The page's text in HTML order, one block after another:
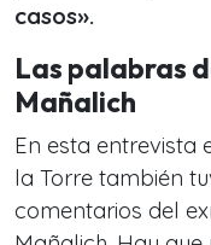
casos».
Las palabras
Mañalich
En esta entrevista
la Torre también
comentarios del